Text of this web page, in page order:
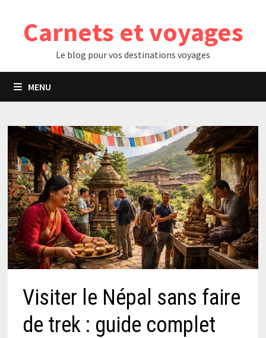
contenuCarnets et voyages
Le blog pour vos destinations voyages
MENU
Visiter le Népal sans faire
de trek : guide complet